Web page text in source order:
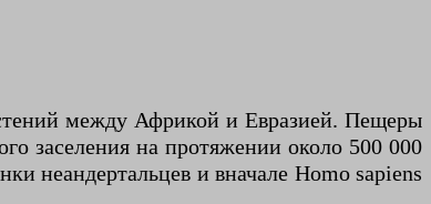
между Африкой и Евразией. Пещеры
заселения на протяжении около 500 000
неандертальцев и вначале Homo sapiens